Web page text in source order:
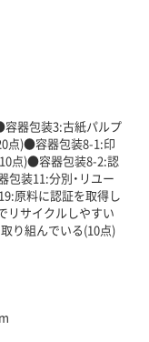
容器包装3:古紙パルプ
点)●容器包装8-1:印
点)●容器包装8-2:認
装11:分別・リユー
原料に認証を取得し
リサイクルしやすい
り組んでいる(10点)